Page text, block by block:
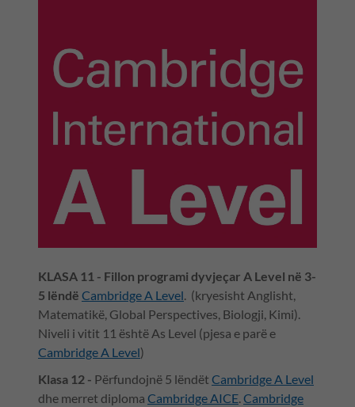
KLASA 11 - Fillon programi dyvjeçar A Level në 3-
5 lëndë Cambridge A Level. (kryesisht Anglisht,
Matematikë, Global Perspectives, Biologji, Kimi).
Niveli i vitit 11 është As Level (pjesa e parë e
Cambridge A Level)
Klasa 12 - Përfundojnë 5 lëndëtCambridge A Level
dhe merret diploma Cambridge AICE.Cambridge